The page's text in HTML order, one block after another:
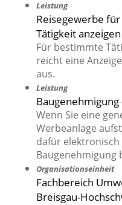
Leistung
Reisegewerbe
Tätigkeit anzeigen
Für bestimmte
reicht eine
aus.
Leistung
Wenn Sie eine
Werbeanlage
dafür
Baugenehmigung
Organisationseinheit
Fachbereich
Breisgau-